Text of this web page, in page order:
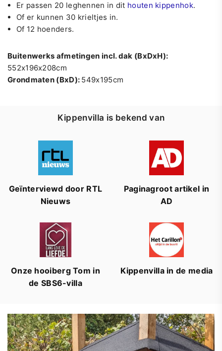
Er passen 20 leghennen in dit houten kippenhok.
Of er kunnen 30 krieltjes in.
Of 12 hoenders.
Buitenwerks afmetingen incl. dak (BxDxH):
552x196x208cm
Grondmaten (BxD): 549x195cm
Kippenvilla is bekend van
Geïnterviewd door RTL
Nieuws
Paginagroot artikel in
AD
Onze hooiberg Tom in
de SBS6-villa
Kippenvilla in de media